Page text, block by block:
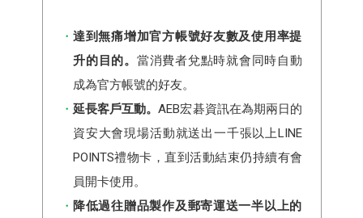
達到無痛增加官方帳號好友數及使用率提
升的目的。 當消費者兌點時就會同時自動
成為官方帳號的好友。
延長客戶互動。AEB宏碁資訊在為期兩日的
資安大會現場活動就送出一千張以上LINE
POINTS禮物卡，直到活動結束仍持續有會
員開卡使用。
降低過往贈品製作及郵寄運送一半以上的